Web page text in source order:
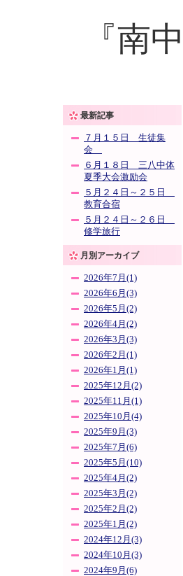
『南
最新記事
７月１５日 生徒集
会
６月１８日 三八中体
夏季大会激励会
５月２４日～２５日
教育合宿
５月２４日～２６日
修学旅行
月別アーカイブ
2026年7月(1)
2026年6月(3)
2026年5月(2)
2026年4月(2)
2026年3月(3)
2026年2月(1)
2026年1月(1)
2025年12月(2)
2025年11月(1)
2025年10月(4)
2025年9月(3)
2025年7月(6)
2025年5月(10)
2025年4月(2)
2025年3月(2)
2025年2月(2)
2025年1月(2)
2024年12月(3)
2024年10月(3)
2024年9月(6)